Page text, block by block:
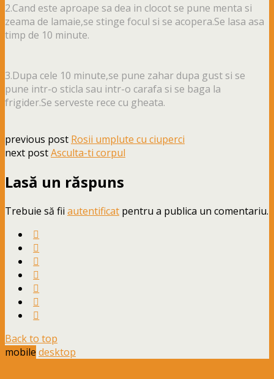
2.Cand este aproape sa dea in clocot se pune menta si
zeama de lamaie,se stinge focul si se acopera.Se lasa asa
timp de 10 minute.
3.Dupa cele 10 minute,se pune zahar dupa gust si se
pune intr-o sticla sau intr-o carafa si se baga la
frigider.Se serveste rece cu gheata.
previous post Rosii umplute cu ciuperci
next postAsculta-ti corpul
Lasă un răspuns
Trebuie să fii autentificat pentru a publica un comentariu.
Back to top
mobile desktop